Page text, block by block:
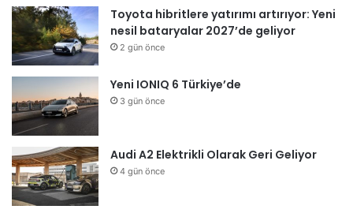
Toyota hibritlere yatırımı artırıyor: Yeni
nesil bataryalar 2027’de geliyor
2 gün önce
Yeni IONIQ 6 Türkiye’de
3 gün önce
Audi A2 Elektrikli Olarak Geri Geliyor
4 gün önce